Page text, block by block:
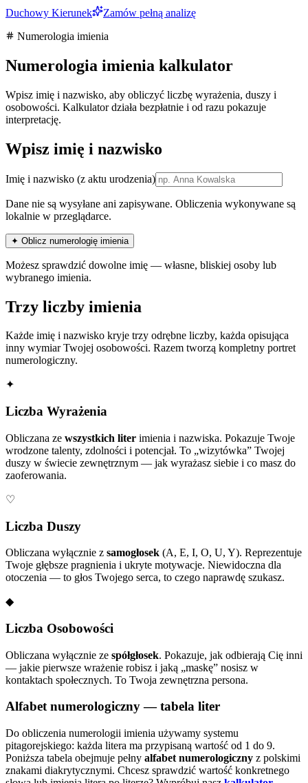
Duchowy Kierunek
Zamów pełną analizę
Numerologia imienia
Numerologia imienia kalkulator
Wpisz imię i nazwisko, aby obliczyć liczbę wyrażenia, duszy i
osobowości. Kalkulator działa bezpłatnie i od razu pokazuje
interpretację.
Wpisz imię i nazwisko
Imię i nazwisko (z aktu urodzenia)
Dane nie są wysyłane ani zapisywane. Obliczenia wykonywane są
lokalnie w przeglądarce.
✦ Oblicz numerologię imienia
Możesz sprawdzić dowolne imię — własne, bliskiej osoby lub
wybranego imienia.
Trzy liczby imienia
Każde imię i nazwisko kryje trzy odrębne liczby, każda opisująca
inny wymiar Twojej osobowości. Razem tworzą kompletny portret
numerologiczny.
✦
Liczba Wyrażenia
Obliczana ze wszystkich liter imienia i nazwiska. Pokazuje Twoje
wrodzone talenty, zdolności i potencjał. To „wizytówka” Twojej
duszy w świecie zewnętrznym — jak wyrażasz siebie i co masz do
zaoferowania.
♡
Liczba Duszy
Obliczana wyłącznie z samogłosek (A, E, I, O, U, Y). Reprezentuje
Twoje głębsze pragnienia i ukryte motywacje. Niewidoczna dla
otoczenia — to głos Twojego serca, to czego naprawdę szukasz.
◆
Liczba Osobowości
Obliczana wyłącznie ze spółgłosek. Pokazuje, jak odbierają Cię inni
— jakie pierwsze wrażenie robisz i jaką „maskę” nosisz w
kontaktach społecznych. To Twoja zewnętrzna persona.
Alfabet numerologiczny — tabela liter
Do obliczenia numerologii imienia używamy systemu
pitagorejskiego: każda litera ma przypisaną wartość od 1 do 9.
Poniższa tabela obejmuje pełny alfabet numerologiczny z polskimi
znakami diakrytycznymi. Chcesz sprawdzić wartość konkretnego